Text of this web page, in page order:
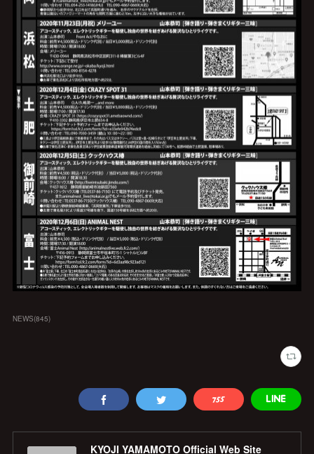
NEWS(845)
KYOJI YAMAMOTO Official Web Site